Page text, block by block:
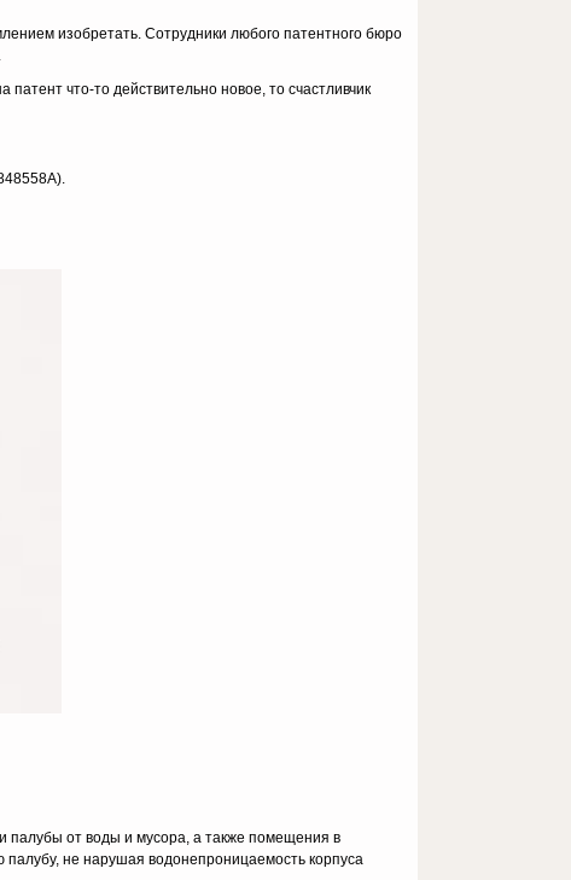
изобретать. Сотрудники любого патентного бюро
что-то действительно новое, то счастливчик
палубы от воды и мусора, а также помещения в
не нарушая водонепроницаемость корпуса